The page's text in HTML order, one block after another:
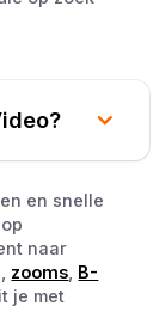
en snelle
naar
zooms B-
je met